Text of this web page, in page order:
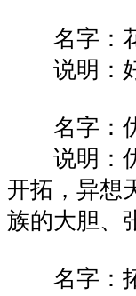
名字：
说明：好
名字：
说明：优
开拓，异想
族的大胆、
名字：